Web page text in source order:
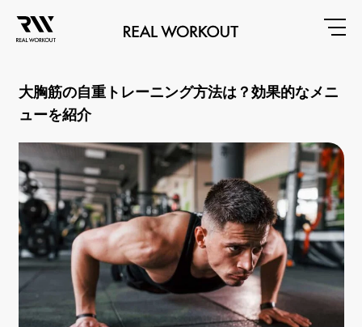
大胸筋の自重トレーニング方法は？効果的なメニ
ューを紹介